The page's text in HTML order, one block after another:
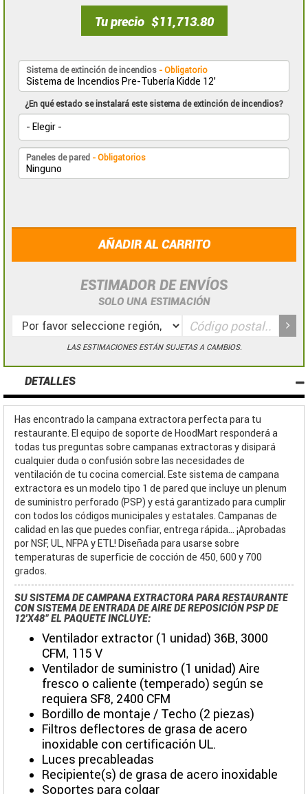
Tu precio $11,713.80
Sistema de extinción de incendios - Obligatorio
¿En qué estado se instalará este sistema de extinción de incendios?
Paneles de pared - Obligatorios
AÑADIR AL CARRITO
ESTIMADOR DE ENVÍOS
SOLO UNA ESTIMACIÓN
LAS ESTIMACIONES ESTÁN SUJETAS A CAMBIOS.
DETALLES
Has encontrado la campana extractora perfecta para tu
restaurante. El equipo de soporte de HoodMart responderá a
todas tus preguntas sobre campanas extractoras y disipará
cualquier duda o confusión sobre las necesidades de
ventilación de tu cocina comercial. Este sistema de campana
extractora es un modelo tipo 1 de pared que incluye un plenum
de suministro perforado (PSP) y está garantizado para cumplir
con todos los códigos municipales y estatales. Campanas de
calidad en las que puedes confiar, entrega rápida... ¡Aprobadas
por NSF, UL, NFPA y ETL! Diseñada para usarse sobre
temperaturas de superficie de cocción de 450, 600 y 700
grados.
SU SISTEMA DE CAMPANA EXTRACTORA PARA RESTAURANTE
CON SISTEMA DE ENTRADA DE AIRE DE REPOSICIÓN PSP DE
12'X48" EL PAQUETE INCLUYE:
Ventilador extractor (1 unidad) 36B, 3000
CFM, 115 V
Ventilador de suministro (1 unidad) Aire
fresco o caliente (temperado) según se
requiera SF8, 2400 CFM
Bordillo de montaje / Techo (2 piezas)
Filtros deflectores de grasa de acero
inoxidable con certificación UL.
Luces precableadas
Recipiente(s) de grasa de acero inoxidable
Soportes para colgar